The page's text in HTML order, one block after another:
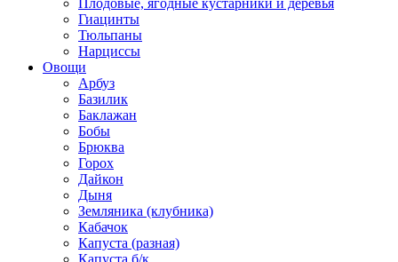
Гиацинты
Тюльпаны
Нарциссы
Овощи
Арбуз
Базилик
Баклажан
Бобы
Брюква
Горох
Дайкон
Дыня
Земляника (клубника)
Кабачок
Капуста (разная)
Капуста б/к